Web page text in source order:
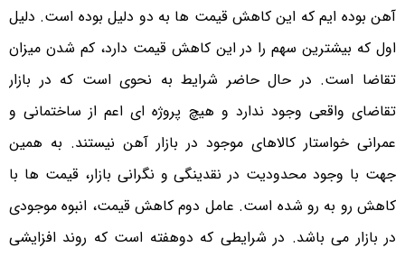
آهن بوده ایم که این کاهش قیمت ها به دو دلیل بوده است. دلیل
اول که بیشترین سهم را در این کاهش قیمت دارد، کم شدن میزان
تقاضا است. در حال حاضر شرایط به نحوی است که در بازار
تقاضای واقعی وجود ندارد و هیچ پروژه ای اعم از ساختمانی و
عمرانی خواستار کالاهای موجود در بازار آهن نیستند. به همین
جهت با وجود محدودیت در نقدینگی و نگرانی بازار، قیمت ها با
کاهش رو به رو شده است. عامل دوم کاهش قیمت، انبوه موجودی
در بازار می باشد. در شرایطی که دوهفته است که روند افزایشی